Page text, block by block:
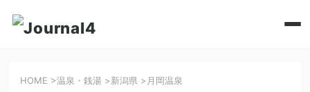
HOME >温泉・銭湯 >新潟県 > 月岡温泉